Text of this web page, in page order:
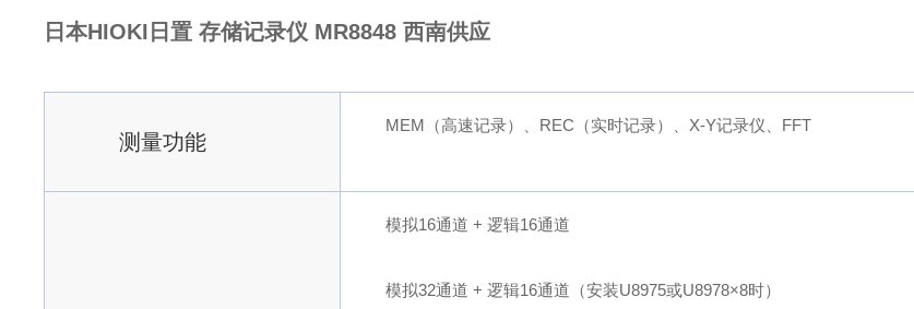
日本HIOKI日置 存储记录仪 MR8848 西南供应
测量功能
MEM（高速记录）、REC（实时记录）、X-Y记录仪、FFT
模拟16通道 + 逻辑16通道
模拟32通道 + 逻辑16通道（安装U8975或U8978×8时）